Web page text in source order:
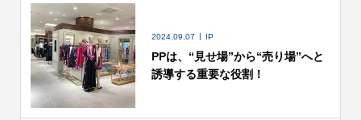
2024.09.07 IP
PPは、“見せ場”から“売り場”へと
誘導する重要な役割！